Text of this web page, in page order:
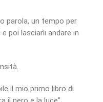
parola, un tempo per
poi lasciarli andare in
il mio primo libro di